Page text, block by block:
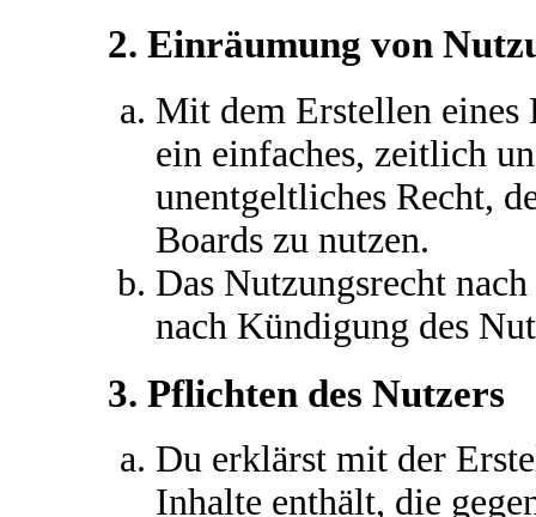
2. Einräumung von
Mit dem Erstellen eines
ein einfaches, zeitlich
unentgeltliches Recht,
Boards zu nutzen.
Das Nutzungsrecht
nach Kündigung des
3. Pflichten des Nutzers
Du erklärst mit der
Inhalte enthält, die